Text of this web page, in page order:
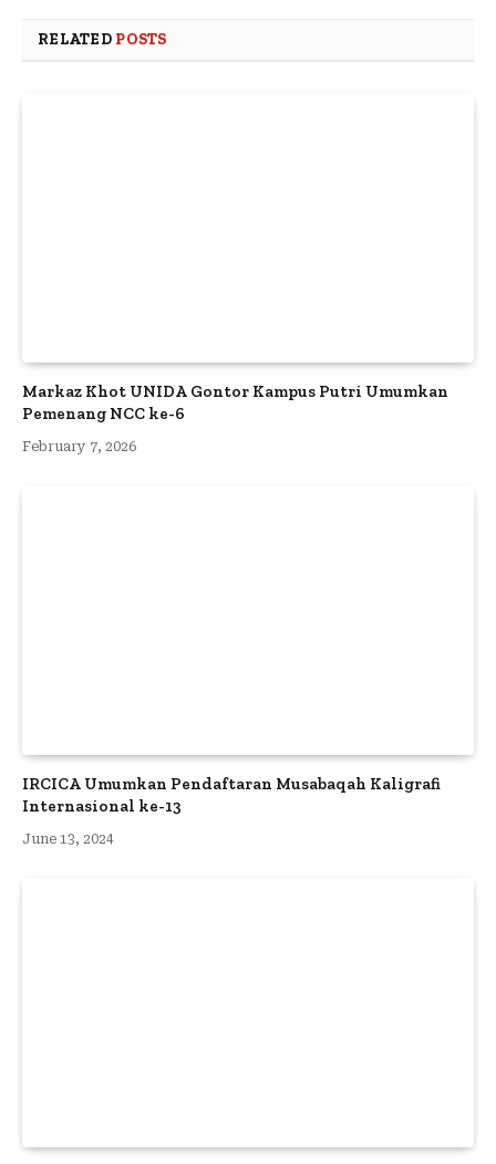
RELATED POSTS
Markaz Khot UNIDA Gontor Kampus Putri Umumkan
Pemenang NCC ke-6
February 7, 2026
IRCICA Umumkan Pendaftaran Musabaqah Kaligrafi
Internasional ke-13
June 13, 2024